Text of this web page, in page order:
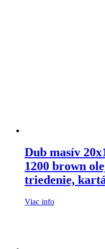
Dub masív
1200 brown
triedenie,
Viac info